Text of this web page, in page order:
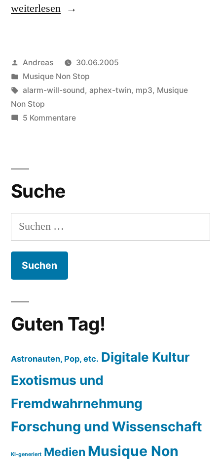
„Alarm
play
Aphex
Twin“
weiterlesen
Veröffentlicht
von
Andreas
30.06.2005
Veröffentlicht
in
Musique Non Stop
Schlagwörter:
alarm-will-sound, aphex-twin, mp3, Musique
Non Stop
5 Kommentarezu
Suche
Suchen
nach:
Guten Tag!
Astronauten, Pop, etc. Digitale Kultur
Exotismus und
Fremdwahrnehmung
Forschung und Wissenschaft
KI-generiert Medien Musique Non